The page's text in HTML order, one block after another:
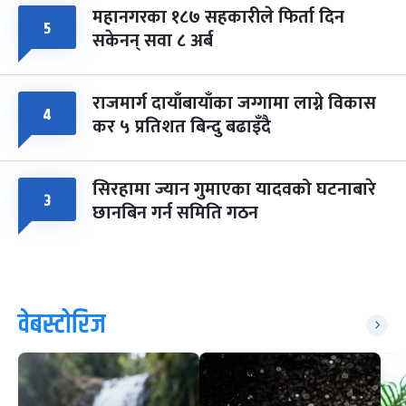
५ महानगरका १८७ सहकारीले फिर्ता दिन
सकेनन् सवा ८ अर्ब
४ राजमार्ग दायाँबायाँका जग्गामा लाग्ने विकास
कर ५ प्रतिशत बिन्दु बढाइँदै
३ सिरहामा ज्यान गुमाएका यादवको घटनाबारे
छानबिन गर्न समिति गठन
वेबस्टोरिज